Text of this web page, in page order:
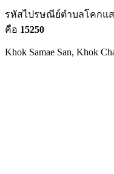
รหัสไปรษณีย์ตำบลโคกแ
คือ 15250
Khok Samae San, Khok